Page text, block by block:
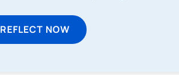
REFLECT NOW